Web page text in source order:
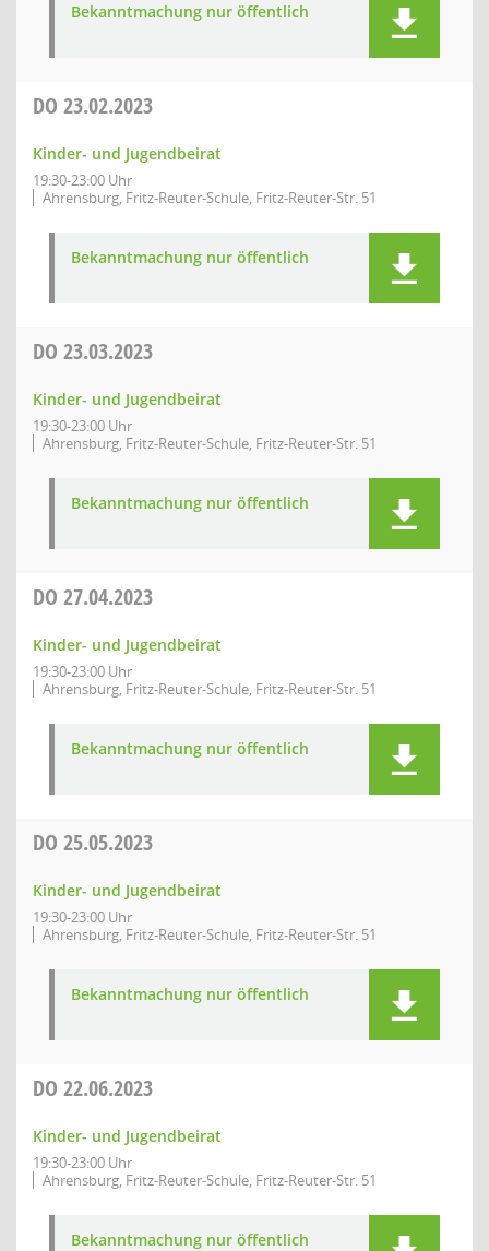
Bekanntmachung nur öffentlich
DO 23.02.2023
Kinder- und Jugendbeirat
19:30-23:00 Uhr
Ahrensburg, Fritz-Reuter-Schule, Fritz-Reuter-Str. 51
Bekanntmachung nur öffentlich
DO 23.03.2023
Kinder- und Jugendbeirat
19:30-23:00 Uhr
Ahrensburg, Fritz-Reuter-Schule, Fritz-Reuter-Str. 51
Bekanntmachung nur öffentlich
DO 27.04.2023
Kinder- und Jugendbeirat
19:30-23:00 Uhr
Ahrensburg, Fritz-Reuter-Schule, Fritz-Reuter-Str. 51
Bekanntmachung nur öffentlich
DO 25.05.2023
Kinder- und Jugendbeirat
19:30-23:00 Uhr
Ahrensburg, Fritz-Reuter-Schule, Fritz-Reuter-Str. 51
Bekanntmachung nur öffentlich
DO 22.06.2023
Kinder- und Jugendbeirat
19:30-23:00 Uhr
Ahrensburg, Fritz-Reuter-Schule, Fritz-Reuter-Str. 51
Bekanntmachung nur öffentlich